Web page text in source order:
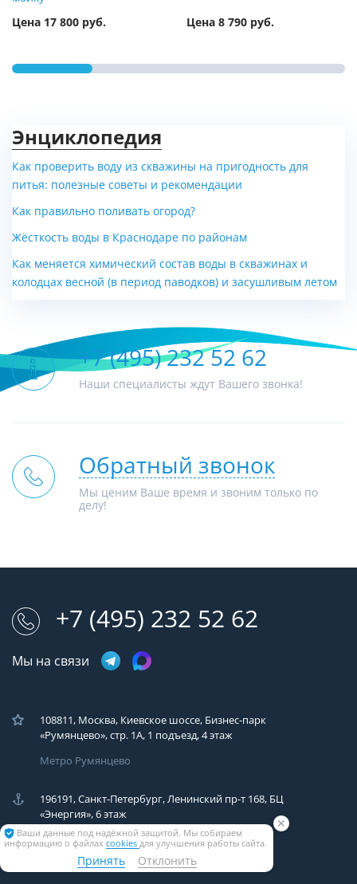
Цена 17 800 руб.
Цена 8 790 руб.
Бобер 30 DLO
Цена по запросу
Конденсационный
B2HA (5-котловая...
Цена по запросу
Энциклопедия
Как проверить воду из скважины на пригодность для
питья: полезные советы и рекомендации
Как правильно поливать огород?
Жёсткость воды в Краснодаре по районам
Как меняется химический состав воды в скважинах и
колодцах весной (в период паводков) и засушливым летом
+7 (495) 232 52 62
Наши специалисты ждут Вашего звонка!
Обратный звонок
Мы ценим Ваше время и звоним только по
делу!
+7 (495) 232 52 62
Мы на связи
108811, Москва, Киевское шоссе, Бизнес-парк
«Румянцево», стр. 1А, 1 подъезд, 4 этаж
Метро Румянцево
196191, Санкт-Петербург, Ленинский пр-т 168, БЦ
«Энергия», 6 этаж
Метро Московская
Ваши данные под надёжной защитой. Мы собираем
информацию о файлах cookies для улучшения работы сайта.
Принять Отклонить
✕